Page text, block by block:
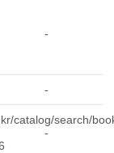
-
-
catalog/search/
-